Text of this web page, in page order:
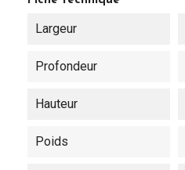
Largeur
Profondeur
Hauteur
Poids